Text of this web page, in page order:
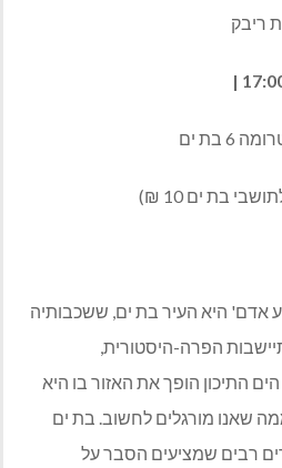
ריבק
6 בת ים
אדם' היא העיר בת ים, ששכבותיה
הפרה-היסטורית,
התיכון הופך את האזור בו היא
שאנו מורגלים לחשוב. בת ים
רבים שמציעים הסבר על